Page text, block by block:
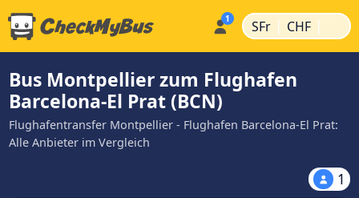
SFr | CHF |
Bus Montpellier zum Flughafen
Barcelona-El Prat (BCN)
Flughafentransfer Montpellier - Flughafen Barcelona-El Prat:
Alle Anbieter im Vergleich
1